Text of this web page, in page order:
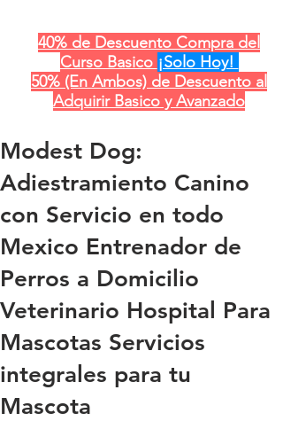
40% de Descuento Compra del
Curso Basico ¡Solo Hoy!
50% (En Ambos) de Descuento al
Adquirir Basico y Avanzado
Modest Dog:
Adiestramiento Canino
con Servicio en todo
Mexico Entrenador de
Perros a Domicilio
Veterinario Hospital Para
Mascotas Servicios
integrales para tu
Mascota